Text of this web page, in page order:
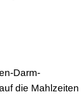
Darm-
die Mahlzeiten